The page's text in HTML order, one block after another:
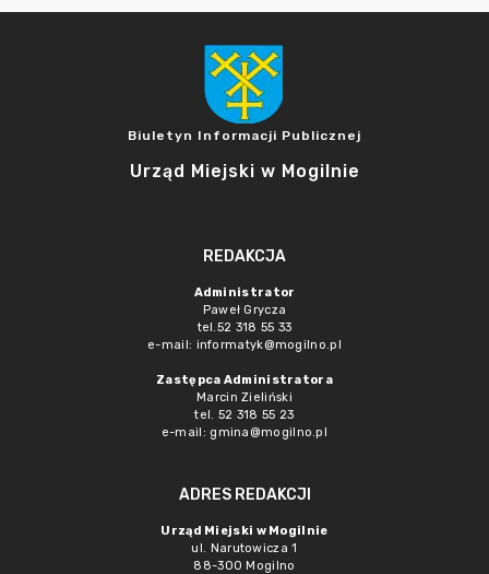
Biuletyn Informacji Publicznej
Urząd Miejski w Mogilnie
REDAKCJA
Administrator
Paweł Grycza
tel.52 318 55 33
e-mail: informatyk@mogilno.pl
Zastępca Administratora
Marcin Zieliński
tel. 52 318 55 23
e-mail: gmina@mogilno.pl
ADRES REDAKCJI
Urząd Miejski w Mogilnie
ul. Narutowicza 1
88-300 Mogilno